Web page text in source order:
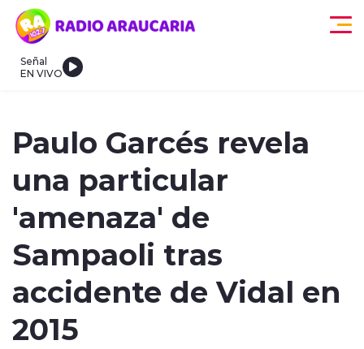
Click acá para ir directamente al contenido
Señal
EN VIVO
modo claro
Paulo Garcés revela
una particular
'amenaza' de
Sampaoli tras
accidente de Vidal en
2015